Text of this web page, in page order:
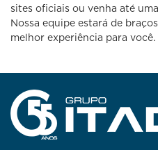
sites oficiais ou venha até
Nossa equipe estará de
melhor experiência para você.